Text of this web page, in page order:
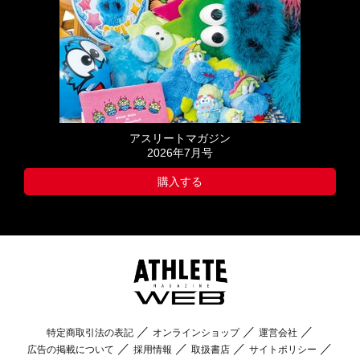
アスリートマガジン
2026年7月号
購入する
特定商取引法の表記 オンラインショップ
運営会社
広告の掲載について
採用情報 取扱書店 サイトポリシー